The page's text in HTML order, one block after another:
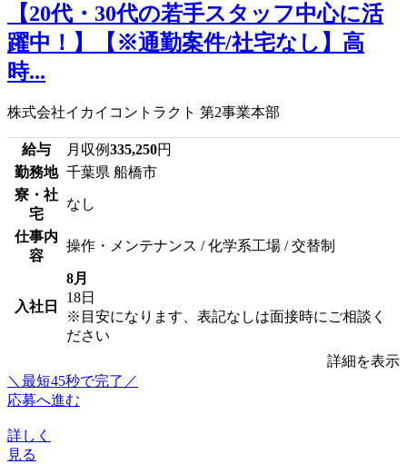
【20代・30代の若手スタッフ中心に活
躍中！】【※通勤案件/社宅なし】高
時...
株式会社イカイコントラクト 第2事業本部
給与 月収例335,250円
勤務地 千葉県 船橋市
寮・社
宅
なし
仕事内
容
操作・メンテナンス / 化学系工場 / 交替制
入社日
8月
18日
※目安になります、表記なしは面接時にご相談く
ださい
詳細を表示
＼最短45秒で完了／
応募へ進む
詳しく
見る